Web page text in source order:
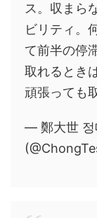
ス。収まら
ビリティ。
て前半の停
取れるとき
頑張っても
— 鄭大世 정